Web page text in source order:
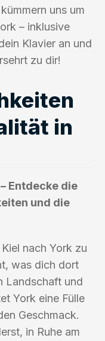
uns um
– inklusive
Klavier an und
zu dir!
in
Entdecke die
und die
nach York zu
was dich dort
Landschaft und
York eine Fülle
Geschmack.
in Ruhe am